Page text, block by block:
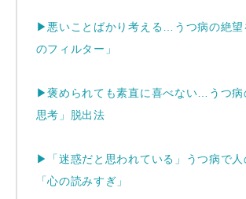
▶悪いことばかり考える…うつ病の絶望
のフィルター」
▶褒められても素直に喜べない…うつ病
思考」脱出法
▶
「迷惑だと思われている」うつ病で
「心の読みすぎ」